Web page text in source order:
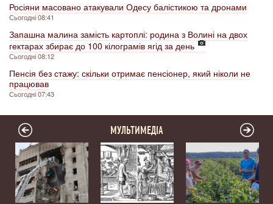
Росіяни масовано атакували Одесу балістикою та дронами
Сьогодні 08:41
Запашна малина замість картоплі: родина з Волині на двох
гектарах збирає до 100 кілограмів ягід за день
Сьогодні 08:12
Пенсія без стажу: скільки отримає пенсіонер, який ніколи не
працював
Сьогодні 07:43
МУЛЬТИМЕДІА